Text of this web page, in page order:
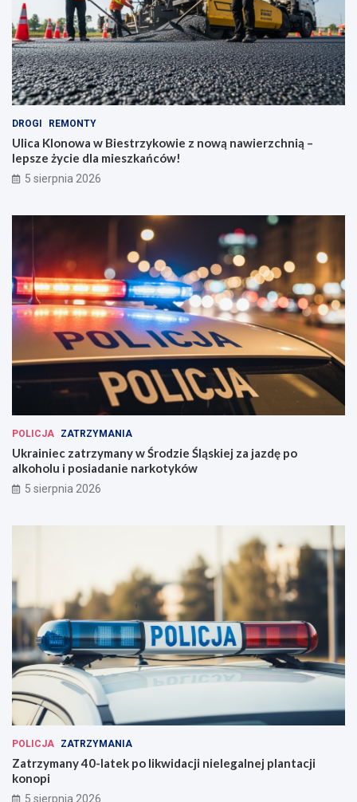
DROGI REMONTY
Ulica Klonowa w Biestrzykowie z nową nawierzchnią –
lepsze życie dla mieszkańców!
5 sierpnia 2026
POLICJA ZATRZYMANIA
Ukrainiec zatrzymany w Środzie Śląskiej za jazdę po
alkoholu i posiadanie narkotyków
5 sierpnia 2026
POLICJA ZATRZYMANIA
Zatrzymany 40-latek po likwidacji nielegalnej plantacji
konopi
5 sierpnia 2026